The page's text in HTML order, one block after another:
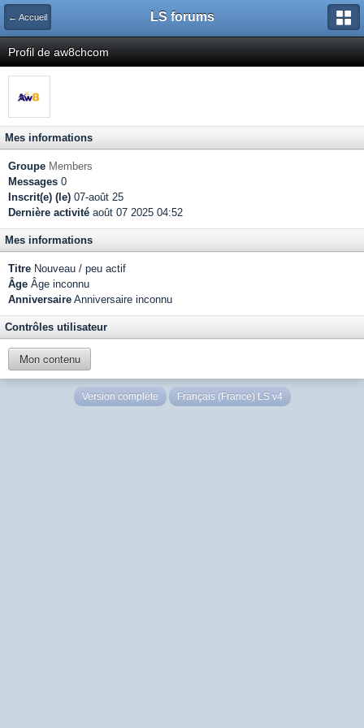
← Accueil LS forums
Profil de aw8chcom
Mes informations
Groupe Members
Messages 0
Inscrit(e) (le) 07-août 25
Dernière activité août 07 2025 04:52
Mes informations
Titre Nouveau / peu actif
Âge Âge inconnu
Anniversaire Anniversaire inconnu
Contrôles utilisateur
Mon contenu
Version complète Français (France) LS v4